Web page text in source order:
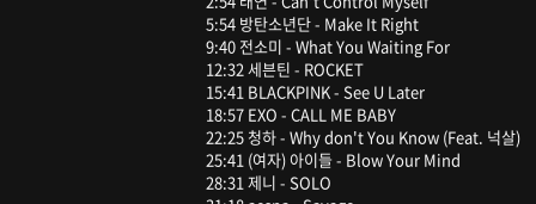
5:54 방탄소년단 - Make It Right
9:40 전소미 - What You Waiting For
12:32 세븐틴 - ROCKET
15:41 BLACKPINK - See U Later
18:57 EXO - CALL ME BABY
22:25 청하 - Why don't You Know (Feat. 넉살)
25:41 (여자) 아이들 - Blow Your Mind
28:31 제니 - SOLO